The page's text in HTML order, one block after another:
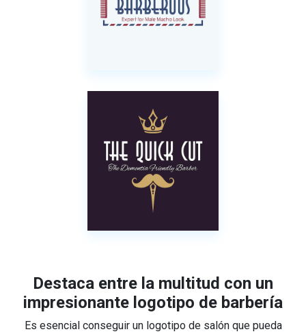
Destaca entre la multitud con un
impresionante logotipo de barbería
Es esencial conseguir un logotipo de salón que pueda